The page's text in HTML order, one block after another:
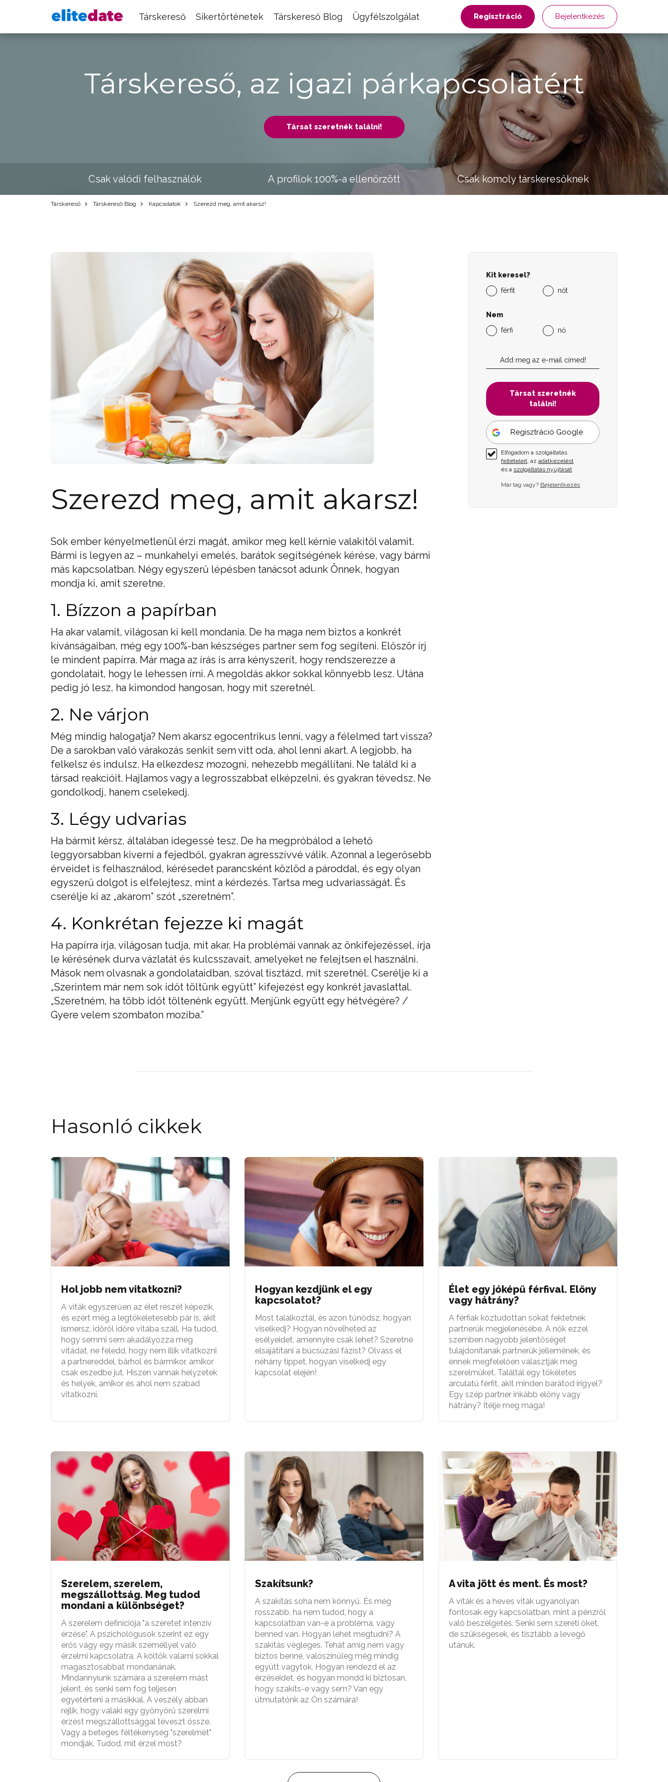
Társkereső Sikertörténetek Társkereső Blog Ügyfélszolgálat Regisztráció Bejelentkezés
Társkereső, az igazi párkapcsolatért
Társat szeretnék találni!
Csak valódi felhasználók A profilok 100%-a ellenőrzött Csak komoly társkeresőknek
Társkereső Társkereső Blog Kapcsolatok Szerezd meg, amit akarsz!
Szerezd meg, amit akarsz!
Sok ember kényelmetlenül érzi magát, amikor meg kell kérnie valakitől valamit.
Bármi is legyen az – munkahelyi emelés, barátok segítségének kérése, vagy bármi
más kapcsolatban. Négy egyszerű lépésben tanácsot adunk Önnek, hogyan
mondja ki, amit szeretne.
1. Bízzon a papírban
Ha akar valamit, világosan ki kell mondania. De ha maga nem biztos a konkrét
kívánságaiban, még egy 100%-ban készséges partner sem fog segíteni. Először írj
le mindent papírra. Már maga az írás is arra kényszerít, hogy rendszerezze a
gondolatait, hogy le lehessen írni. A megoldás akkor sokkal könnyebb lesz. Utána
pedig jó lesz, ha kimondod hangosan, hogy mit szeretnél.
2. Ne várjon
Még mindig halogatja? Nem akarsz egocentrikus lenni, vagy a félelmed tart vissza?
De a sarokban való várakozás senkit sem vitt oda, ahol lenni akart. A legjobb, ha
felkelsz és indulsz. Ha elkezdesz mozogni, nehezebb megállítani. Ne találd ki a
társad reakcióit. Hajlamos vagy a legrosszabbat elképzelni, és gyakran tévedsz. Ne
gondolkodj, hanem cselekedj.
3. Légy udvarias
Ha bármit kérsz, általában idegessé tesz. De ha megpróbálod a lehető
leggyorsabban kiverni a fejedből, gyakran agresszívvé válik. Azonnal a legerősebb
érveidet is felhasználod, kérésedet parancsként közlöd a pároddal, és egy olyan
egyszerű dolgot is elfelejtesz, mint a kérdezés. Tartsa meg udvariasságát. És
cserélje ki az „akarom” szót „szeretném”.
4. Konkrétan fejezze ki magát
Ha papírra írja, világosan tudja, mit akar. Ha problémái vannak az önkifejezéssel, írja
le kérésének durva vázlatát és kulcsszavait, amelyeket ne felejtsen el használni.
Mások nem olvasnak a gondolataidban, szóval tisztázd, mit szeretnél. Cserélje ki a
„Szerintem már nem sok időt töltünk együtt” kifejezést egy konkrét javaslattal.
„Szeretném, ha több időt töltenénk együtt. Menjünk együtt egy hétvégére? /
Gyere velem szombaton moziba.”
Kit keresel?
férfit
nőt
Nem
férfi
nő
Társat szeretnék
találni!
Regisztráció Google
Elfogadom a szolgáltatás
feltételeit, az adatkezelést
és a szolgáltatás nyújtását
Már tag vagy? Bejelentkezés
Hasonló cikkek
Hol jobb nem vitatkozni?
A viták egyszerűen az élet részét képezik,
és ezért még a legtökéletesebb pár is, akit
ismersz, időről időre vitába száll. Ha tudod,
hogy semmi sem akadályozza meg
vitádat, ne feledd, hogy nem illik vitatkozni
a partnereddel, bárhol és bármikor, amikor
csak eszedbe jut. Hiszen vannak helyzetek
és helyek, amikor és ahol nem szabad
vitatkozni.
Hogyan kezdjünk el egy
kapcsolatot?
Most találkoztál, és azon tűnődsz, hogyan
viselkedj? Hogyan növelheted az
esélyeidet, amennyire csak lehet? Szeretné
elsajátítani a búcsúzási fázist? Olvass el
néhány tippet, hogyan viselkedj egy
kapcsolat elején!
Élet egy jóképű férfival. Előny
vagy hátrány?
A férfiak köztudottan sokat fektetnek
partnerük megjelenésébe. A nők ezzel
szemben nagyobb jelentőséget
tulajdonítanak partnerük jellemének, és
ennek megfelelően választják meg
szerelmüket. Találtál egy tökéletes
arculatú férfit, akit minden barátod irigyel?
Egy szép partner inkább előny vagy
hátrány? Ítélje meg maga!
Szerelem, szerelem,
megszállottság. Meg tudod
mondani a különbséget?
A szerelem definíciója "a szeretet intenzív
érzése". A pszichológusok szerint ez egy
erős vágy egy másik személlyel való
érzelmi kapcsolatra. A költők valami sokkal
magasztosabbat mondanának.
Mindannyiunk számára a szerelem mást
jelent, és senki sem fog teljesen
egyetérteni a másikkal. A veszély abban
rejlik, hogy valaki egy gyönyörű szerelmi
érzést megszállottsággal téveszt össze.
Vagy a beteges féltékenység "szerelmét"
mondják. Tudod, mit érzel most?
Szakítsunk?
A szakítás soha nem könnyű. És még
rosszabb, ha nem tudod, hogy a
kapcsolatban van-e a probléma, vagy
benned van. Hogyan lehet megtudni? A
szakítás végleges. Tehát amíg nem vagy
biztos benne, valószínűleg még mindig
együtt vagytok. Hogyan rendezd el az
érzéseidet, és hogyan mondd ki biztosan,
hogy szakíts-e vagy sem? Van egy
útmutatónk az Ön számára!
A vita jött és ment. És most?
A viták és a heves viták ugyanolyan
fontosak egy kapcsolatban, mint a pénzről
való beszélgetés. Senki sem szereti őket,
de szükségesek, és tisztább a levegő
utánuk.